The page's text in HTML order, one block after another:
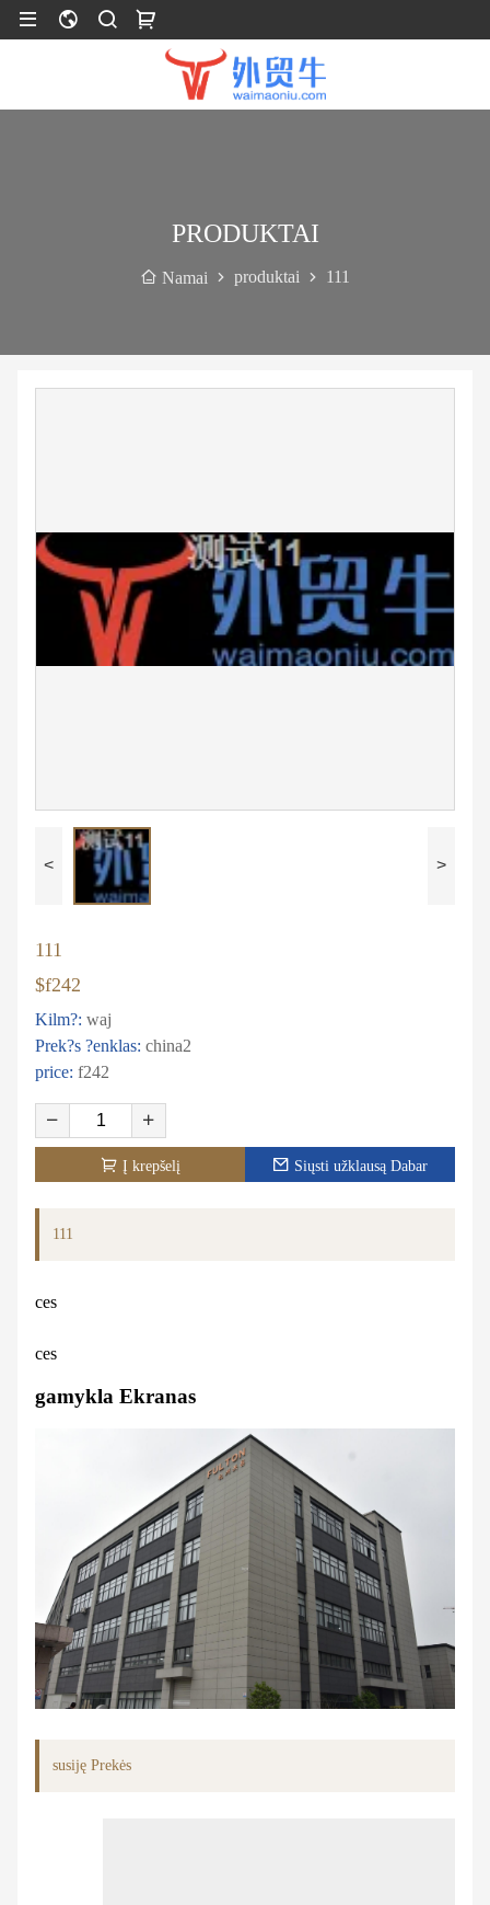
PRODUKTAI
Namai produktai 111
< >
111
$f242
Kilm?: waj
Prek?s ?enklas: china2
price: f242
Į krepšelį Siųsti užklausą Dabar
111
ces
ces
gamykla Ekranas
susiję Prekės